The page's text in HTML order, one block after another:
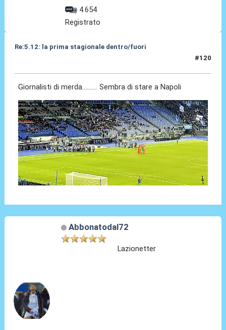
4.654
Registrato
Re:5.12: la prima stagionale dentro/fuori
#120
Giornalisti di merda.......... Sembra di stare a Napoli
Abbonatodal72
Lazionetter